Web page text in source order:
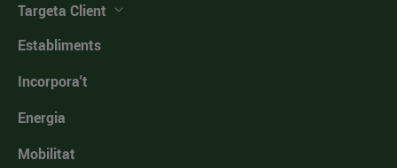
Targeta Client
Establiments
Incorpora't
Energia
Mobilitat